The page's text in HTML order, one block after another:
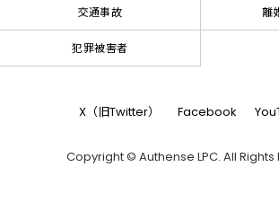
交通事故 離
犯罪被害者
X（旧Twitter） Facebook
Copyright © Authense LPC. All Rights